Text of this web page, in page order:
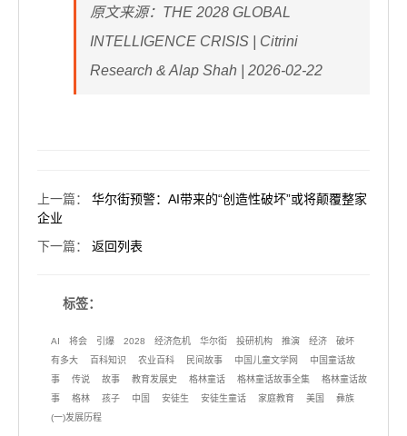
原文来源：THE 2028 GLOBAL
INTELLIGENCE CRISIS | Citrini
Research & Alap Shah | 2026-02-22
上一篇： 华尔街预警：AI带来的“创造性破坏”或将颠覆整家
企业
下一篇： 返回列表
标签：
AI 将会 引爆 2028 经济危机 华尔街 投研机构 推演 经济
破坏
有多大
百科知识 农业百科 民间故事 中国儿童文学网
中国童话故
事
传说 故事 教育发展史 格林童话 格林童话故事全集
格林童话故
事
格林 孩子 中国 安徒生 安徒生童话 家庭教育 美国
彝族
(一)发展历程